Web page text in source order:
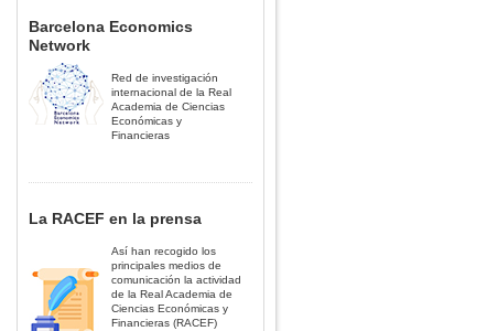
Barcelona Economics
Network
Red de investigación
internacional de la Real
Academia de Ciencias
Económicas y
Financieras
La RACEF en la prensa
Así han recogido los
principales medios de
comunicación la actividad
de la Real Academia de
Ciencias Económicas y
Financieras (RACEF)